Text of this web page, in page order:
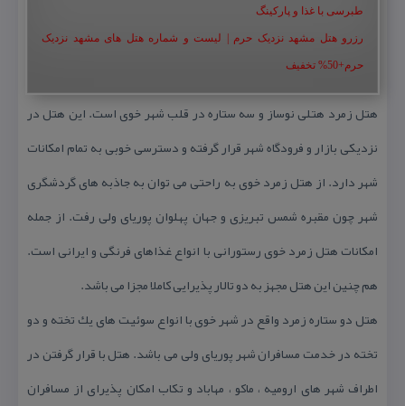
طبرسی با غذا و پارکینگ
رزرو هتل مشهد نزدیک حرم | لیست و شماره هتل های مشهد نزدیک
حرم+50% تخفیف
هتل زمرد هتلی نوساز و سه ستاره در قلب شهر خوی است. این هتل در
نزدیكی بازار و فرودگاه شهر قرار گرفته و دسترسی خوبی به تمام امكانات
شهر دارد. از هتل زمرد خوی به راحتی می توان به جاذبه های گردشگری
شهر چون مقبره شمس تبریزی و جهان پهلوان پوریای ولی رفت. از جمله
امكانات هتل زمرد خوی رستورانی با انواع غذاهای فرنگی و ایرانی است.
هم چنین این هتل مجهز به دو تالار پذیرایی كاملا مجزا می باشد.
هتل دو ستاره زمرد واقع در شهر خوی با انواع سوئیت های یك تخته و دو
تخته در خدمت مسافران شهر پوریای ولی می باشد. هتل با قرار گرفتن در
اطراف شهر های ارومیه ، ماكو ، مهاباد و تكاب امكان پذیرای از مسافران